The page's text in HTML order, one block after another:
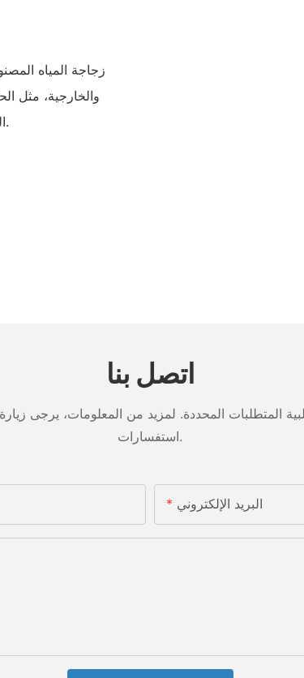
زجاجة المياه
والخارجية، مثل
المنتجات بالشعارات والألوان لتناسب مختلف المناسبات.
اتصل بنا
المتطلبات المحددة. لمزيد من المعلومات، يرجى زيارة
استفسارات.
البريد الإلكتروني